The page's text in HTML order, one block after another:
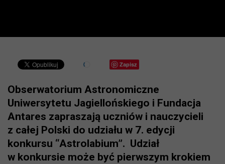
Zapisz
Obserwatorium Astronomiczne
Uniwersytetu Jagiellońskiego i Fundacja
Antares zapraszają uczniów i nauczycieli
z całej Polski do udziału w 7. edycji
konkursu “Astrolabium”. Udział
w konkursie może być pierwszym krokiem